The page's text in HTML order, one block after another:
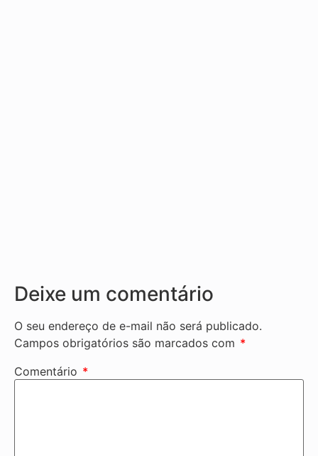
Deixe um comentário
O seu endereço de e-mail não será publicado.
Campos obrigatórios são marcados com *
Comentário *